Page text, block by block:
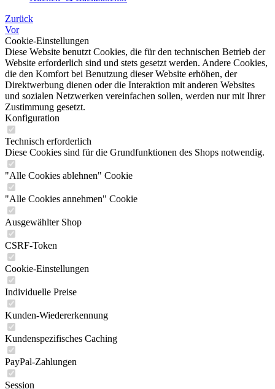
Zurück
Vor
Cookie-Einstellungen
Diese Website benutzt Cookies, die für den technischen Betrieb der
Website erforderlich sind und stets gesetzt werden. Andere Cookies,
die den Komfort bei Benutzung dieser Website erhöhen, der
Direktwerbung dienen oder die Interaktion mit anderen Websites
und sozialen Netzwerken vereinfachen sollen, werden nur mit Ihrer
Zustimmung gesetzt.
Konfiguration
Technisch erforderlich
Diese Cookies sind für die Grundfunktionen des Shops notwendig.
"Alle Cookies ablehnen" Cookie
"Alle Cookies annehmen" Cookie
Ausgewählter Shop
CSRF-Token
Cookie-Einstellungen
Individuelle Preise
Kunden-Wiedererkennung
Kundenspezifisches Caching
PayPal-Zahlungen
Session